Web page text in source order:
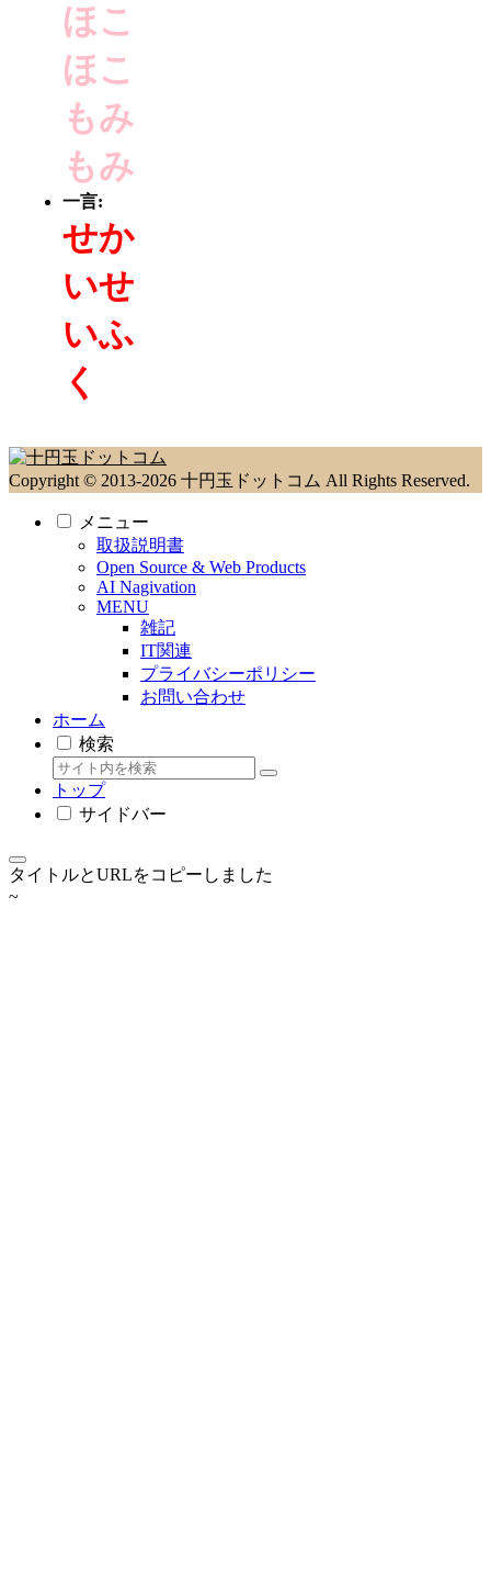
ほこ
ほこ
もみ
もみ
一言:
せか
いせ
いふ
く
Copyright © 2013-2026 十円玉ドットコム All Rights Reserved.
メニュー
取扱説明書
Open Source & Web Products
AI Nagivation
MENU
雑記
IT関連
プライバシーポリシー
お問い合わせ
ホーム
検索
トップ
サイドバー
タイトルとURLをコピーしました
~